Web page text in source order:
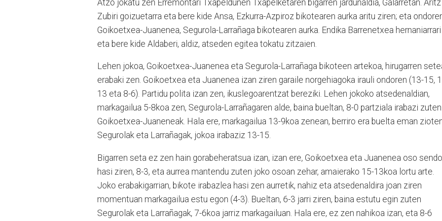
Atzo jokatu zen Erremontari Txapeldunen Txapelketaren bigarren jardunaldia, Galarretan. Aritz
Zubiri goizuetarra eta bere kide Ansa, Ezkurra-Azpiroz bikotearen aurka aritu ziren; eta
Goikoetxea-Juanenea, Segurola-Larrañaga bikotearen aurka. Endika Barrenetxea hernaniarrari
eta bere kide Aldaberi, aldiz, atseden egitea tokatu zitzaien.
Lehen jokoa, Goikoetxea-Juanenea eta Segurola-Larrañaga bikoteen artekoa, hirugarren
erabaki zen. Goikoetxea eta Juanenea izan ziren garaile norgehiagoka irauli ondoren (13-15,
13 eta 8-6). Partidu polita izan zen, ikuslegoarentzat bereziki. Lehen jokoko atsedenaldian,
markagailua 5-8koa zen, Segurola-Larrañagaren alde, baina bueltan, 8-0 partziala irabazi zuten
Goikoetxea-Juaneneak. Hala ere, markagailua 13-9koa zenean, berriro era buelta eman
Segurolak eta Larrañagak, jokoa irabaziz 13-15.
Bigarren seta ez zen hain gorabeheratsua izan, izan ere, Goikoetxea eta Juanenea oso sendo
hasi ziren, 8-3, eta aurrea mantendu zuten joko osoan zehar, amaierako 15-13koa lortu arte.
Joko erabakigarrian, bikote irabazlea hasi zen aurretik, nahiz eta atsedenaldira joan ziren
momentuan markagailua estu egon (4-3). Bueltan, 6-3 jarri ziren, baina estutu egin zuten
Segurolak eta Larrañagak, 7-6koa jarriz markagailuan. Hala ere, ez zen nahikoa izan, eta 8-6